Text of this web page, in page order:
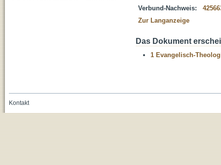
Verbund-Nachweis:
Zur Langanzeige
Das Dokument
1 Evangelisch-
Kontakt